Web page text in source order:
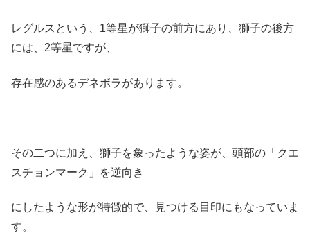
レグルスという、1等星が獅子の前方にあり、獅子の後方
には、2等星ですが、
存在感のあるデネボラがあります。
その二つに加え、獅子を象ったような姿が、頭部の「クエ
スチョンマーク」を逆向き
にしたような形が特徴的で、見つける目印にもなっていま
す。